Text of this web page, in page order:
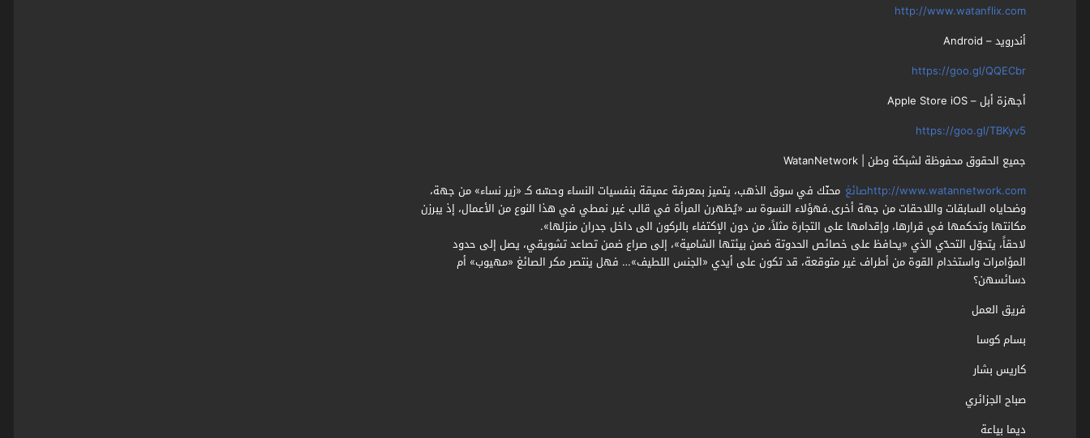
http://www.watanflix.com
أندرويد – Android
https://goo.gl/QQECbr
أجهزة أبل – Apple Store iOS
https://goo.gl/TBKyv5
جميع الحقوق محفوظة لشبكة وطن | WatanNetwork
http://www.watannetwork.comصائغ
محنّك في سوق الذهب، يتميز بمعرفة عميقة بنفسيات النساء وحسّه كـ «زير نساء» من جهة،
وضحاياه السابقات واللاحقات من جهة أخرى.فهؤلاء النسوة سـ «يُظهرن المرأة في قالب غير نمطي في هذا النوع من الأعمال، إذ يبرزن
مكانتها وتحكمها في قرارها، وإقدامها على التجارة مثلاً، من دون الإكتفاء بالركون الى داخل جدران منزلها».
لاحقاً، يتحوّل التحدّي الذي «يحافظ على خصائص الحدوتة ضمن بيئتها الشامية»، إلى صراع ضمن تصاعد تشويقي، يصل إلى حدود
المؤامرات واستخدام القوة من أطراف غير متوقعة، قد تكون على أيدي «الجنس اللطيف»… فهل ينتصر مكر الصائغ «مهيوب» أم
دسائسهن؟
فريق العمل
بسام كوسا
كاريس بشار
صباح الجزائري
ديما بياعة